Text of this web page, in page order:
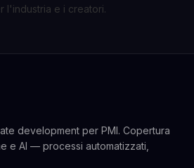
l'industria e i creatori.
development per PMI. Copertura
e AI — processi automatizzati,